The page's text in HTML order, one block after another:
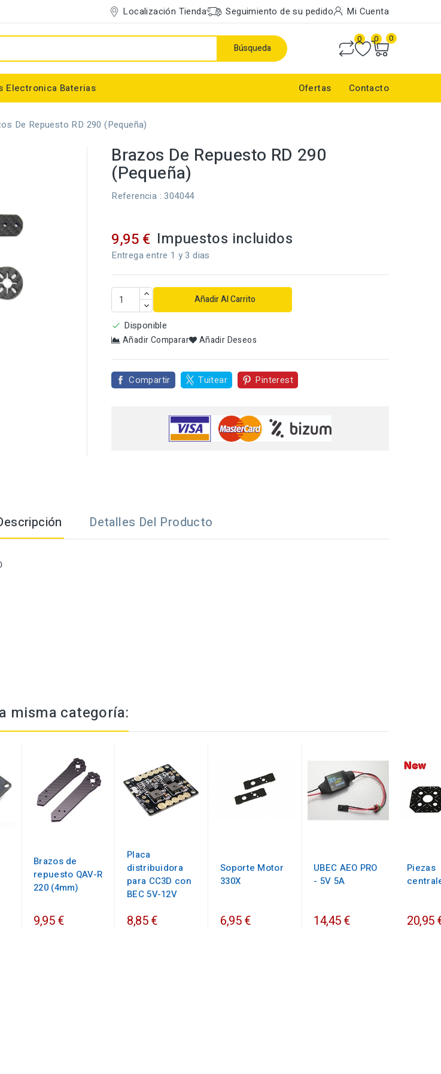
Localización Tienda Seguimiento de su pedido Mi Cuenta
Búsqueda
0 0 0
Electronica Baterias Ofertas Contacto
De Repuesto RD 290 (Pequeña)
Brazos De Repuesto RD 290
(Pequeña)
Referencia : 304044
9,95 € Impuestos incluidos
Entrega entre 1 y 3 dias
Añadir Al Carrito
 Disponible
Añadir Comparar Añadir Deseos
Compartir Tuitear Pinterest
Detalles Del Producto
misma categoría:
Brazos de
repuesto QAV-R
220 (4mm)
9,95 €
Placa
distribuidora
para CC3D con
BEC 5V-12V
8,85 €
Soporte Motor
330X
6,95 €
UBEC AEO PRO
- 5V 5A
14,45 €
Piezas
20,95